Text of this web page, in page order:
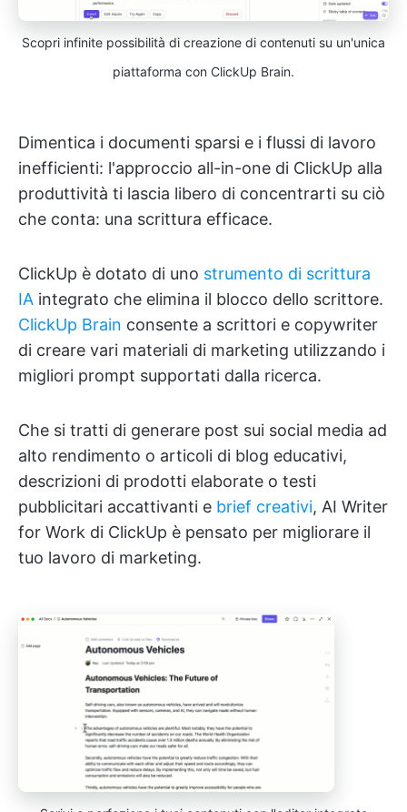
Scopri infinite possibilità di creazione di contenuti su un'unica
piattaforma con ClickUp Brain.
Dimentica i documenti sparsi e i flussi di lavoro
inefficienti: l'approccio all-in-one di ClickUp alla
produttività ti lascia libero di concentrarti su ciò
che conta: una scrittura efficace.
ClickUp è dotato di uno strumento di scrittura
IA integrato che elimina il blocco dello scrittore.
ClickUp Brain consente a scrittori e copywriter
di creare vari materiali di marketing utilizzando i
migliori prompt supportati dalla ricerca.
Che si tratti di generare post sui social media ad
alto rendimento o articoli di blog educativi,
descrizioni di prodotti elaborate o testi
pubblicitari accattivanti e brief creativi, AI Writer
for Work di ClickUp è pensato per migliorare il
tuo lavoro di marketing.